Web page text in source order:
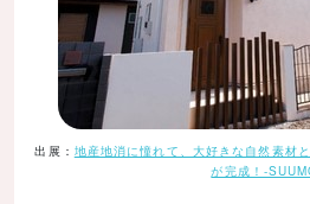
出展： 地産地消に憧れて、大好きな自然素材
が完成！-